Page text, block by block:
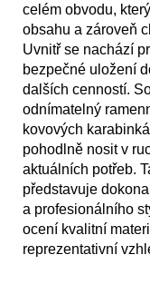
celém obvodu,
obsahu a zároveň
Uvnitř se nachází
bezpečné uložení
dalších cenností.
odnímatelný
kovových
pohodlně nosit v
aktuálních potřeb.
představuje
a profesionálního
ocení kvalitní
reprezentativní